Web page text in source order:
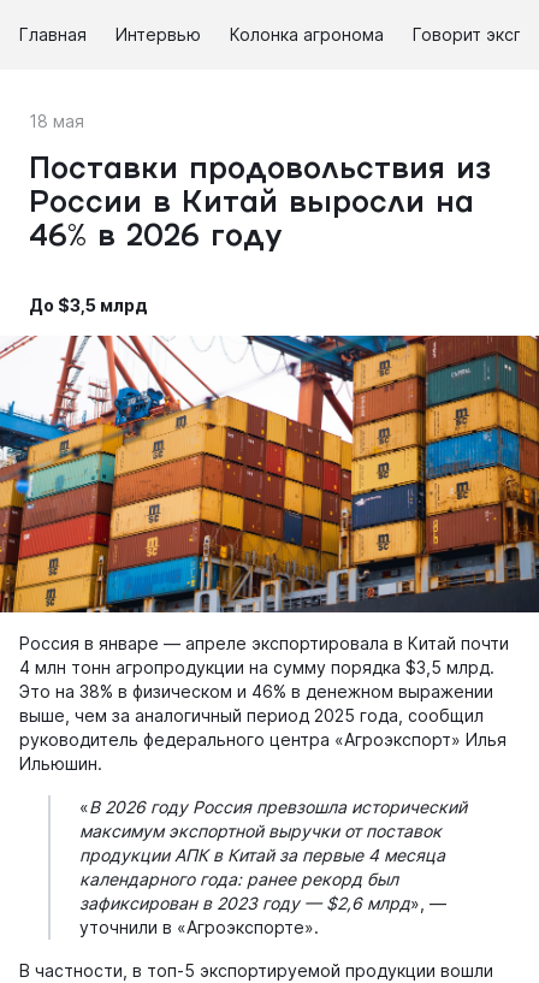
Главная Интервью Колонка агронома Говорит
18 мая
Поставки продовольствия из
России в Китай выросли на
46% в 2026 году
До $3,5 млрд
Россия в январе — апреле экспортировала в Китай почти
4 млн тонн агропродукции на сумму порядка $3,5 млрд.
Это на 38% в физическом и 46% в денежном выражении
выше, чем за аналогичный период 2025 года, сообщил
руководитель федерального центра «Агроэкспорт» Илья
Ильюшин.
«В 2026 году Россия превзошла исторический
максимум экспортной выручки от поставок
продукции АПК в Китай за первые 4 месяца
календарного года: ранее рекорд был
зафиксирован в 2023 году — $2,6 млрд», —
уточнили в «Агроэкспорте».
В частности, в топ-5 экспортируемой продукции вошли